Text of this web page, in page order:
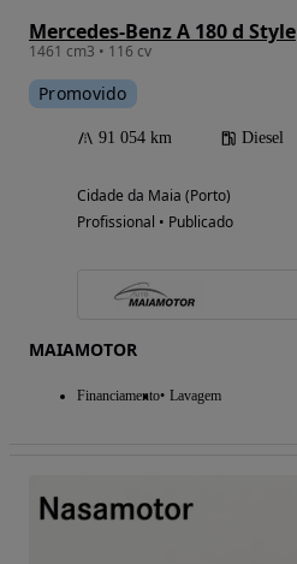
Mercedes-Benz A 180 d Style
1461 cm3 • 116 cv
Promovido
91 054 km Diesel
Cidade da Maia (Porto)
Profissional • Publicado
MAIAMOTOR
Financiamento Lavagem